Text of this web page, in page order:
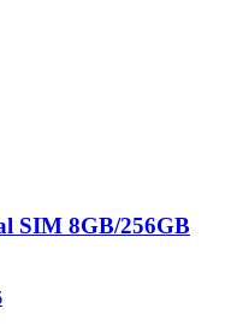
SIM 8GB/256GB